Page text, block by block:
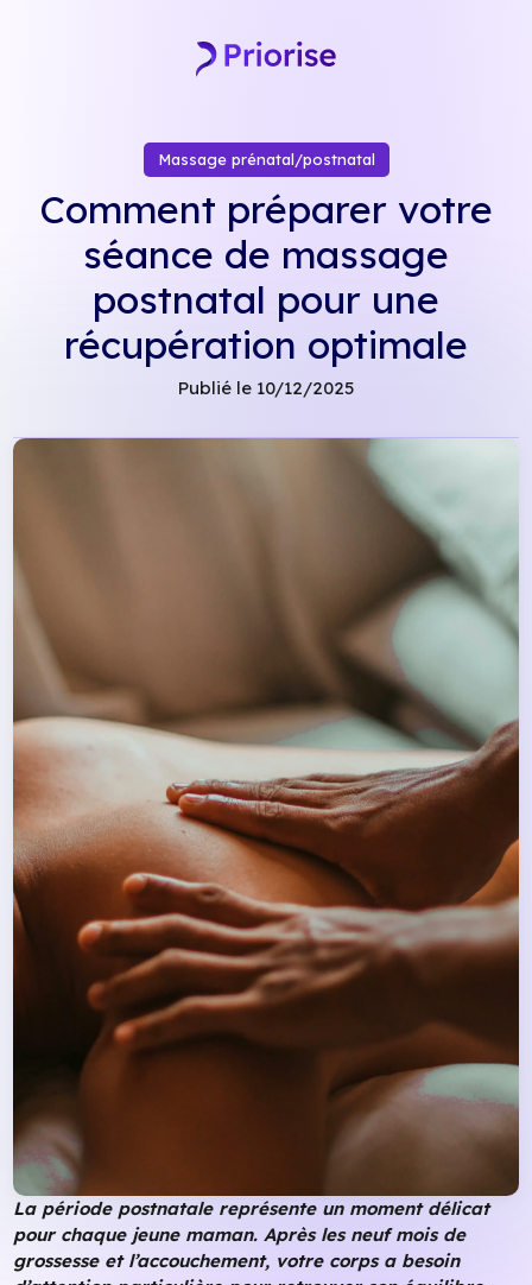
Massage prénatal/postnatal
Comment préparer votre
séance de massage
postnatal pour une
récupération optimale
Publié le 10/12/2025
La période postnatale représente un moment délicat
pour chaque jeune maman. Après les neuf mois de
grossesse et l’accouchement, votre corps a besoin